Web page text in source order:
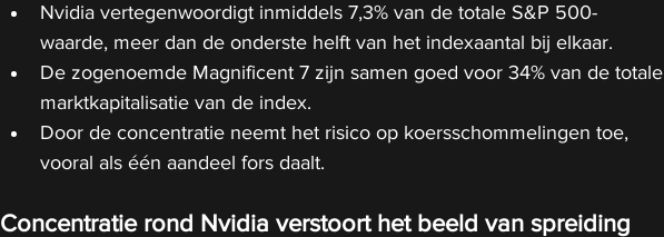
Nvidia vertegenwoordigt inmiddels 7,3% van de totale S&P 500-
waarde, meer dan de onderste helft van het indexaantal bij elkaar.
De zogenoemde Magnificent 7 zijn samen goed voor 34% van de totale
marktkapitalisatie van de index.
Door de concentratie neemt het risico op koersschommelingen toe,
vooral als één aandeel fors daalt.
Concentratie rond Nvidia verstoort het beeld van spreiding